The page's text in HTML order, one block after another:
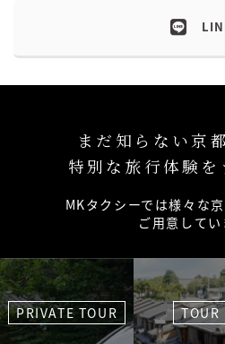
まだ知らない京
特別な旅行体験を
MKタクシーでは様々な
ご用意してい
PRIVATE TOUR TOUR